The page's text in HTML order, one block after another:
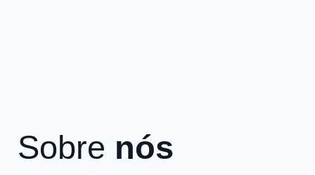
Sobre nós